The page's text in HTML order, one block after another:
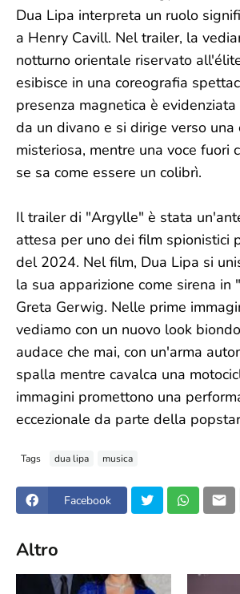
Dua Lipa interpreta un ruolo
a Henry Cavill. Nel trailer, la
notturno orientale riservato
esibisce in una coreografia
presenza magnetica è
da un divano e si dirige verso una
misteriosa, mentre una voce fuori
se sa come essere un colibrì.
Il trailer di "Argylle" è stata
attesa per uno dei film spionistici
del 2024. Nel film, Dua Lipa si
la sua apparizione come sirena in
Greta Gerwig. Nelle prime
vediamo con un nuovo look
audace che mai, con un'arma
spalla mentre cavalca una
immagini promettono una
eccezionale da parte della
Tags dua lipa musica
Facebook
Altro